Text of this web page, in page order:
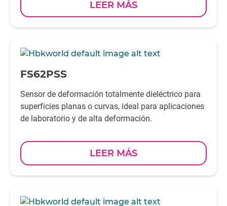
LEER MÁS
-
FS62PSS
Sensor de deformación totalmente dieléctrico para
superficies planas o curvas, ideal para aplicaciones
de laboratorio y de alta deformación.
LEER MÁS
-